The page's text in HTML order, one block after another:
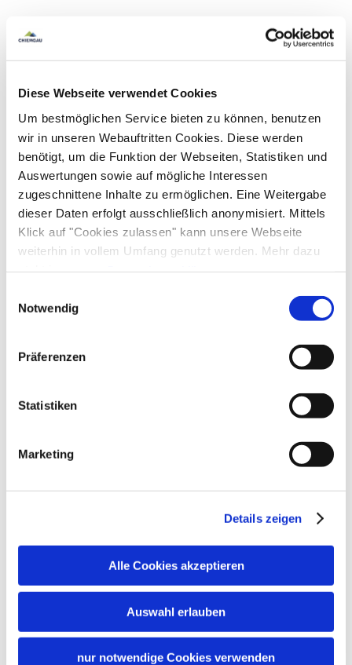
Diese Webseite verwendet Cookies
Um bestmöglichen Service bieten zu können, benutzen
wir in unseren Webauftritten Cookies. Diese werden
benötigt, um die Funktion der Webseiten, Statistiken und
Auswertungen sowie auf mögliche Interessen
zugeschnittene Inhalte zu ermöglichen. Eine Weitergabe
dieser Daten erfolgt ausschließlich anonymisiert. Mittels
Klick auf "Cookies zulassen" kann unsere Webseite
weiterhin in vollem Umfang genutzt werden. Mehr dazu
steht in unserer Datenschutzerklärung.
gelistet.
Notwendig
Präferenzen
Statistiken
Marketing
Details zeigen
Alle Cookies akzeptieren
Auswahl erlauben
nur notwendige Cookies verwenden
Services
In der Nähe
Bahnhof Tourist Information
Ausstattung
kostenloses W-LAN (in der gesamten Unterkunft)
Gemeinschaftsbereiche
Garten Grillmöglichkeit Terrasse
Aktivitäten
Tischtennis
Sprachen
Deutsch
Konditionen/Extras